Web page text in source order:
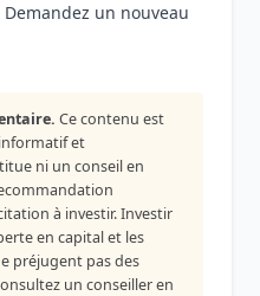
Demandez un nouveau
Ce contenu est
et
ni un conseil en
à investir. Investir
en capital et les
préjugent pas des
un conseiller en